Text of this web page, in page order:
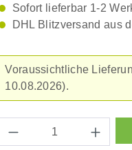
Sofort lieferbar 1-2
DHL Blitzversand aus
Voraussichtliche
10.08.2026).
Produkt Anzahl: